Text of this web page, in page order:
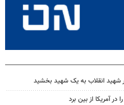
شهید انقلاب به یک شهید بخشید
آمریکا از بین برد